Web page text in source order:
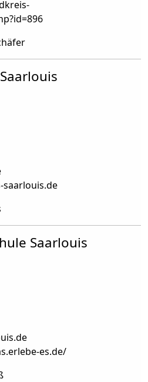
Saarlouis
es.de/